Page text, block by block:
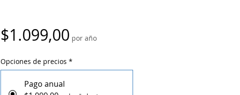
$1.099,00Precio
por año
Opciones de precios *
Pago anual